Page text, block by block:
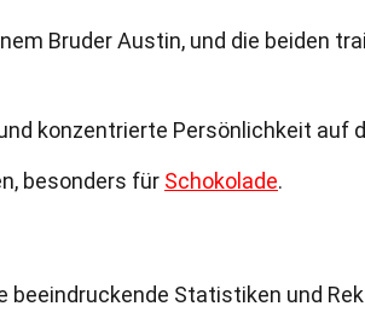
Bruder Austin, und die beiden
konzentrierte Persönlichkeit auf
besonders für Schokolade.
beeindruckende Statistiken und